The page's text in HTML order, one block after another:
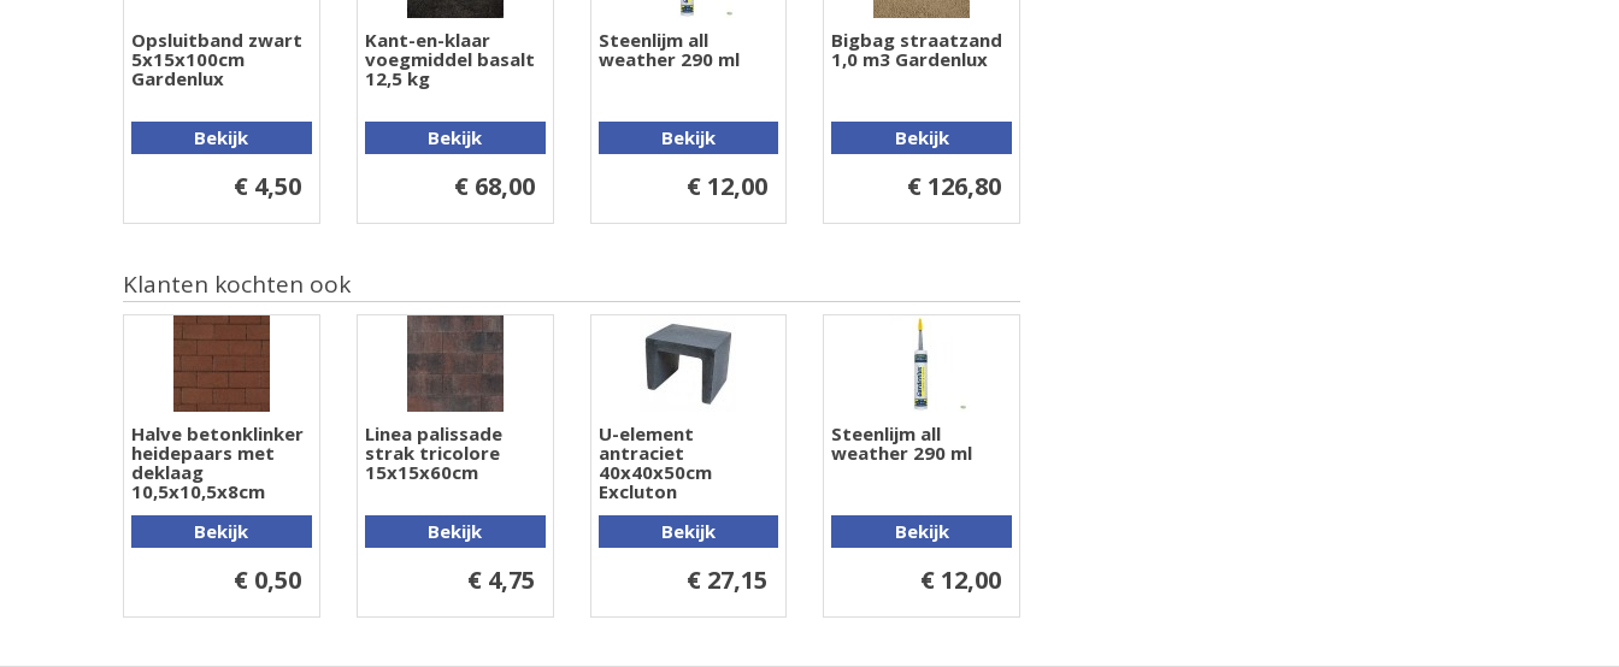
Opsluitband zwart
5x15x100cm
Gardenlux
Bekijk
€ 4,50
Kant-en-klaar
voegmiddel basalt
12,5 kg
Bekijk
€ 68,00
Steenlijm all
weather 290 ml
Bekijk
€ 12,00
Bigbag straatzand
1,0 m3 Gardenlux
Bekijk
€ 126,80
Klanten kochten ook
Halve betonklinker
heidepaars met
deklaag
10,5x10,5x8cm
Bekijk
€ 0,50
Linea palissade
strak tricolore
15x15x60cm
Bekijk
€ 4,75
U-element
antraciet
40x40x50cm
Excluton
Bekijk
€ 27,15
Steenlijm all
weather 290 ml
Bekijk
€ 12,00